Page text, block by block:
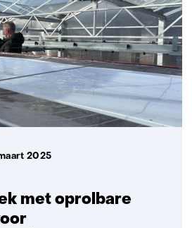
met oprolbare
2025